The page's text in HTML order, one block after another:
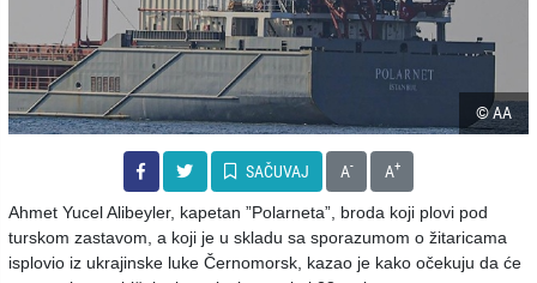
© AA
SAČUVAJ A- A+
Ahmet Yucel Alibeyler, kapetan ”Polarneta”, broda koji plovi pod
turskom zastavom, a koji je u skladu sa sporazumom o žitaricama
isplovio iz ukrajinske luke Černomorsk, kazao je kako očekuju da će